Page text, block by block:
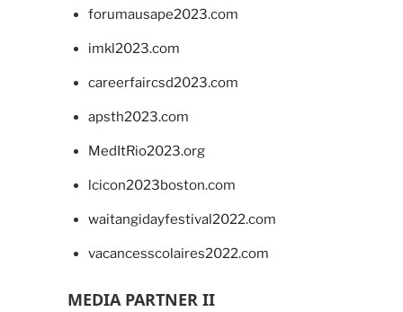
forumausape2023.com
imkl2023.com
careerfaircsd2023.com
apsth2023.com
MedItRio2023.org
lcicon2023boston.com
waitangidayfestival2022.com
vacancesscolaires2022.com
MEDIA PARTNER II